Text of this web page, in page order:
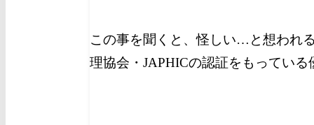
この事を聞くと、怪しい…と想われ
理協会・JAPHICの認証をもっている